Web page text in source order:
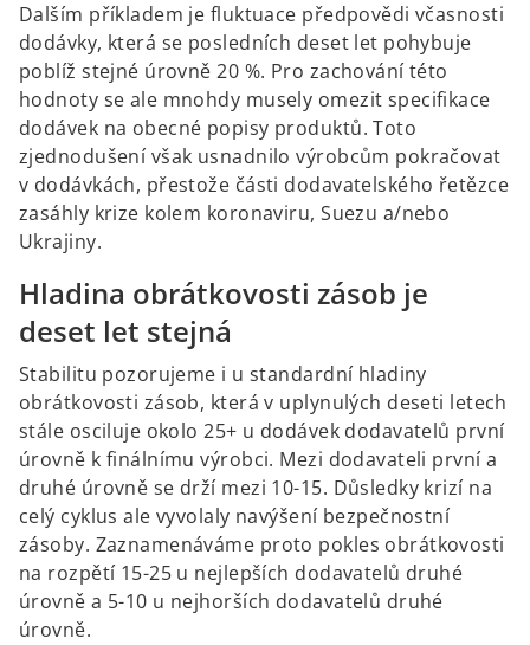
Dalším příkladem je fluktuace předpovědi včasnosti
dodávky, která se posledních deset let pohybuje
poblíž stejné úrovně 20 %. Pro zachování této
hodnoty se ale mnohdy musely omezit specifikace
dodávek na obecné popisy produktů. Toto
zjednodušení však usnadnilo výrobcům pokračovat
v dodávkách, přestože části dodavatelského řetězce
zasáhly krize kolem koronaviru, Suezu a/nebo
Ukrajiny.
Hladina obrátkovosti zásob je
deset let stejná
Stabilitu pozorujeme i u standardní hladiny
obrátkovosti zásob, která v uplynulých deseti letech
stále osciluje okolo 25+ u dodávek dodavatelů první
úrovně k finálnímu výrobci. Mezi dodavateli první a
druhé úrovně se drží mezi 10-15. Důsledky krizí na
celý cyklus ale vyvolaly navýšení bezpečnostní
zásoby. Zaznamenáváme proto pokles obrátkovosti
na rozpětí 15-25 u nejlepších dodavatelů druhé
úrovně a 5-10 u nejhorších dodavatelů druhé
úrovně.